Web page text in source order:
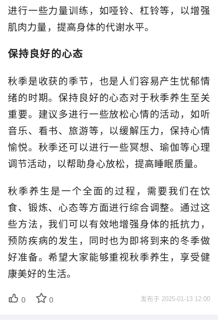
进行一些力量训练，如哑铃、杠铃等，以增强
肌肉力量，提高身体的代谢水平。
保持良好的心态
秋季是收获的季节，也是人们容易产生忧郁情
绪的时期。保持良好的心态对于秋季养生至关
重要。建议多进行一些放松心情的活动，如听
音乐、看书、旅游等，以缓解压力，保持心情
愉悦。秋季还可以进行一些冥想、瑜伽等心理
调节活动，以帮助身心放松，提高睡眠质量。
秋季养生是一个全面的过程，需要我们在饮
食、锻炼、心态等方面进行综合调整。通过这
些方法，我们可以有效地增强身体的抵抗力，
预防疾病的发生，同时也为即将到来的冬季做
好准备。希望大家能够重视秋季养生，享受健
康美好的生活。
0 0 发布于 2025-01-13 12:00